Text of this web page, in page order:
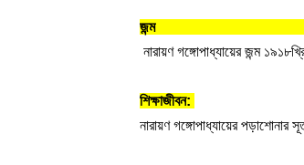
জন্ম ও
নারায়ণ গঙ্গোপাধ্যায়ের জন্ম
শিক্ষাজীবন:
নারায়ণ গঙ্গোপাধ্যায়ের